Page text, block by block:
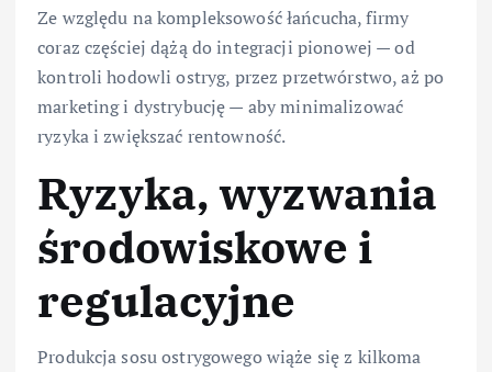
Ze względu na kompleksowość łańcucha, firmy
coraz częściej dążą do integracji pionowej — od
kontroli hodowli ostryg, przez przetwórstwo, aż po
marketing i dystrybucję — aby minimalizować
ryzyka i zwiększać rentowność.
Ryzyka, wyzwania
środowiskowe i
regulacyjne
Produkcja sosu ostrygowego wiąże się z kilkoma